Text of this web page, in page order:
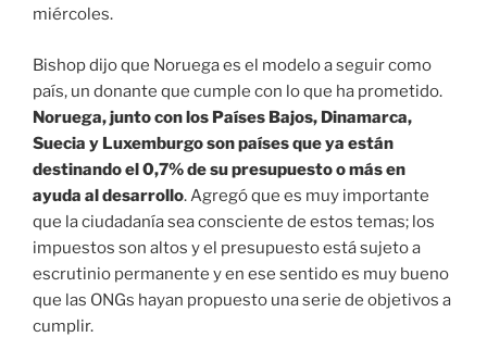
miércoles.
Bishop dijo que Noruega es el modelo a seguir como
país, un donante que cumple con lo que ha prometido.
Noruega, junto con los Países Bajos, Dinamarca,
Suecia y Luxemburgo son países que ya están
destinando el 0,7% de su presupuesto o más en
ayuda al desarrollo. Agregó que es muy importante
que la ciudadanía sea consciente de estos temas; los
impuestos son altos y el presupuesto está sujeto a
escrutinio permanente y en ese sentido es muy bueno
que las ONGs hayan propuesto una serie de objetivos a
cumplir.